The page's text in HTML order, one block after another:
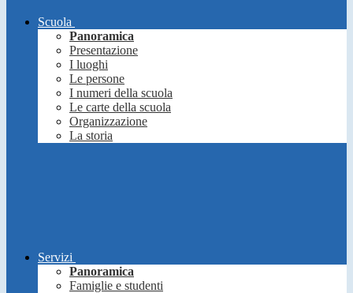
Scuola
Panoramica
Presentazione
I luoghi
Le persone
I numeri della scuola
Le carte della scuola
Organizzazione
La storia
Servizi
Panoramica
Famiglie e studenti